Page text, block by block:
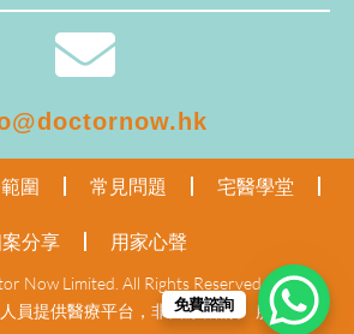
圍 常見問題 宅醫學堂
分享 用家心聲
Now Limited. All Rights Reserved
員提供醫療平台，非醫療機構。 服務聲明
免費諮詢